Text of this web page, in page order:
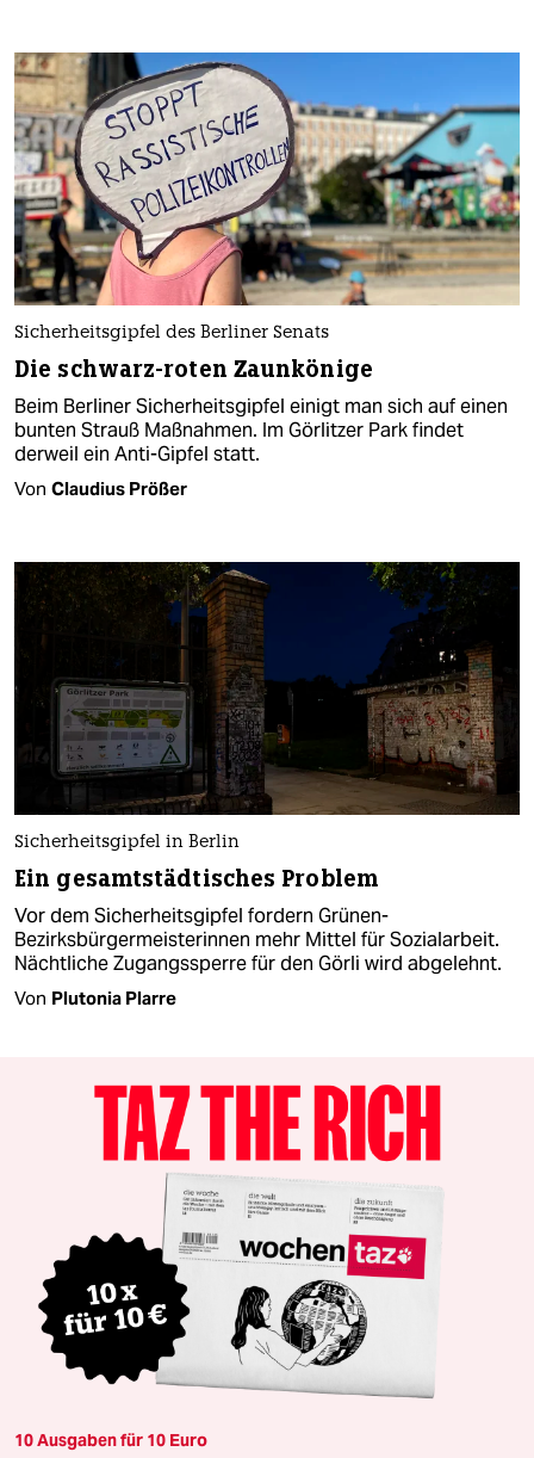
Sicherheitsgipfel des Berliner Senats
Die schwarz-roten Zaunkönige
Beim Berliner Sicherheitsgipfel einigt man sich auf einen
bunten Strauß Maßnahmen. Im Görlitzer Park findet
derweil ein Anti-Gipfel statt.
Von Claudius Prößer
Sicherheitsgipfel in Berlin
Ein gesamtstädtisches Problem
Vor dem Sicherheitsgipfel fordern Grünen-
Bezirksbürgermeisterinnen mehr Mittel für Sozialarbeit.
Nächtliche Zugangssperre für den Görli wird abgelehnt.
Von Plutonia Plarre
10 Ausgaben für 10 Euro